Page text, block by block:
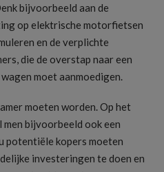
bijvoorbeeld aan de
op elektrische motorfietsen
en de verplichte
die de overstap naar een
moet aanmoedigen.
moeten worden. Op het
men bijvoorbeeld ook een
potentiële kopers moeten
investeringen te doen en